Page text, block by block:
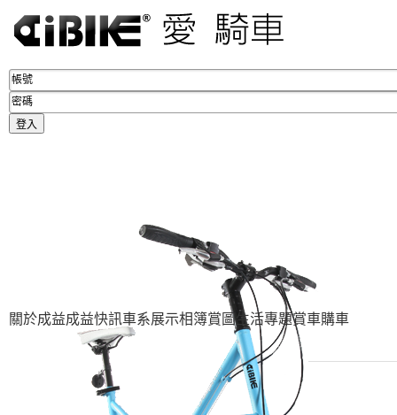
關於成益成益快訊車系展示相簿賞圖生活專題賞車購車